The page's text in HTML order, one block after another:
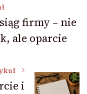
firmy – nie
ale oparcie
i